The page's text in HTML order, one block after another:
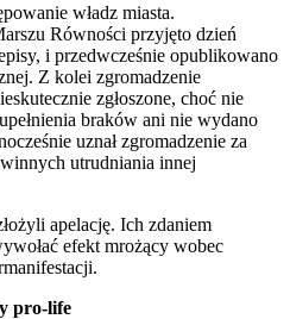
władz miasta.
Równości przyjęto dzień
i przedwcześnie opublikowano
Z kolei zgromadzenie
zgłoszone, choć nie
braków ani nie wydano
uznał zgromadzenie za
utrudniania innej
apelację. Ich zdaniem
efekt mrożący wobec
pro-life